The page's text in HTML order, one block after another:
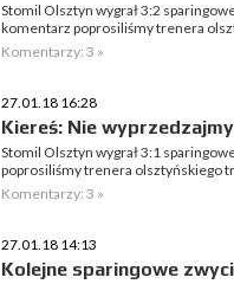
Stomil Olsztyn wygrał 3:2
komentarz poprosiliśmy trenera
Komentarzy: 3 »
27.01.18 16:28
Kiereś: Nie
Stomil Olsztyn wygrał 3:1
poprosiliśmy trenera olsztyńskiego
Komentarzy: 3 »
27.01.18 14:13
Kolejne sparingowe